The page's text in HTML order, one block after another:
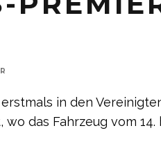
in den
das Fahrzeug vom